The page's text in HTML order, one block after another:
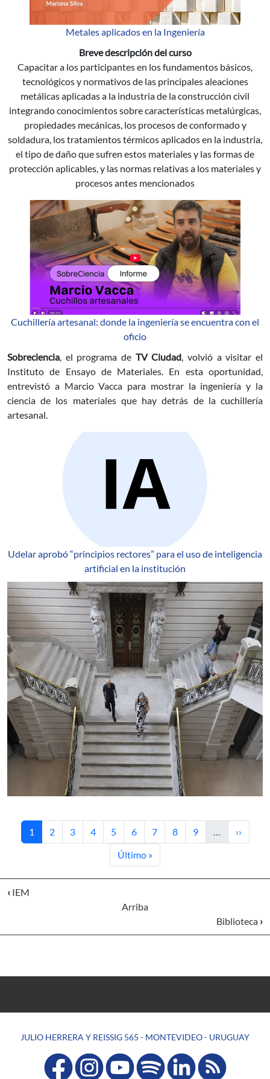
Metales aplicados en la Ingeniería
Breve descripción del curso
Capacitar a los participantes en los fundamentos básicos,
tecnológicos y normativos de las principales aleaciones
metálicas aplicadas a la industria de la construcción civil
integrando conocimientos sobre características metalúrgicas,
propiedades mecánicas, los procesos de conformado y
soldadura, los tratamientos térmicos aplicados en la industria,
el tipo de daño que sufren estos materiales y las formas de
protección aplicables, y las normas relativas a los materiales y
procesos antes mencionados
Cuchillería artesanal: donde la ingeniería se encuentra con el
oficio
Sobreciencia, el programa de TV Ciudad, volvió a visitar el
Instituto de Ensayo de Materiales. En esta oportunidad,
entrevistó a Marcio Vacca para mostrar la ingeniería y la
ciencia de los materiales que hay detrás de la cuchillería
artesanal.
Udelar aprobó “principios rectores” para el uso de inteligencia
artificial en la institución
Página actual
1 Página
2 Página
3 Página
4 Página
5 Página
6 Página
7 Página
8 Página
9 …
››
Última página
Último »
‹ IEM
Arriba
Biblioteca ›
JULIO HERRERA Y REISSIG 565 - MONTEVIDEO - URUGUAY